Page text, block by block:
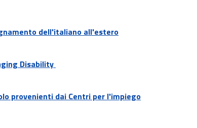
dell'italiano all'estero
Disability
provenienti dai Centri per l'impiego